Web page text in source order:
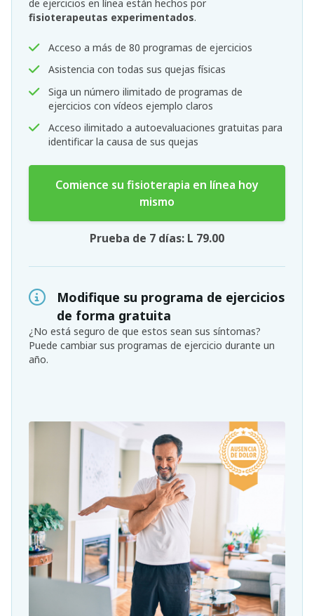
de ejercicios en línea están hechos por
fisioterapeutas experimentados.
Acceso a más de 80 programas de ejercicios
Asistencia con todas sus quejas físicas
Siga un número ilimitado de programas de
ejercicios con vídeos ejemplo claros
Acceso ilimitado a autoevaluaciones gratuitas para
identificar la causa de sus quejas
Comience su fisioterapia en línea hoy
mismo
Prueba de 7 días: L 79.00
Modifique su programa de ejercicios
de forma gratuita
¿No está seguro de que estos sean sus síntomas?
Puede cambiar sus programas de ejercicio durante un
año.